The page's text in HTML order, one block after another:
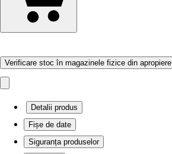
Verificare stoc în magazinele fizice din apropiere
Detalii produs
Fișe de date
Siguranța produselor